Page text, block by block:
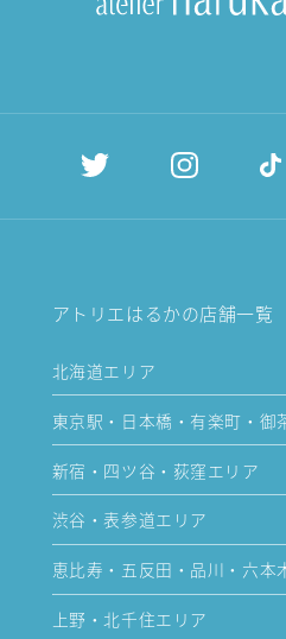
アトリエはるかの店舗一覧
北海道エリア
東京駅・日本橋・有楽町・御
新宿・四ツ谷・荻窪エリア
渋谷・表参道エリア
恵比寿・五反田・品川・六本
上野・北千住エリア